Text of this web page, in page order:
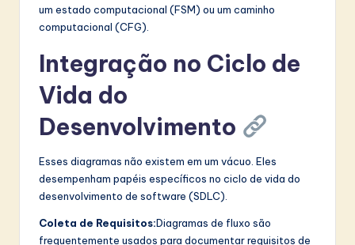
um estado computacional (FSM) ou um caminho
computacional (CFG).
Integração no Ciclo de
Vida do
Desenvolvimento
Esses diagramas não existem em um vácuo. Eles
desempenham papéis específicos no ciclo de vida do
desenvolvimento de software (SDLC).
Coleta de Requisitos:Diagramas de fluxo são
frequentemente usados para documentar requisitos de